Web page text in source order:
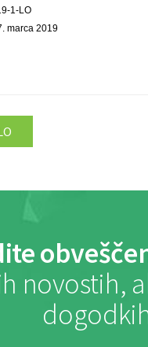
1-LO
marca 2019
novostih,